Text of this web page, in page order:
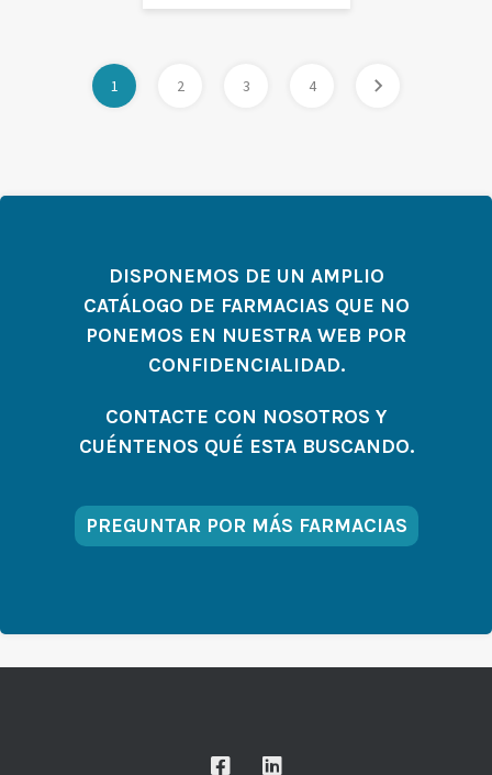
1 2 3 4
DISPONEMOS DE UN AMPLIO
CATÁLOGO DE FARMACIAS QUE NO
PONEMOS EN NUESTRA WEB POR
CONFIDENCIALIDAD.
CONTACTE CON NOSOTROS Y
CUÉNTENOS QUÉ ESTA BUSCANDO.
PREGUNTAR POR MÁS FARMACIAS